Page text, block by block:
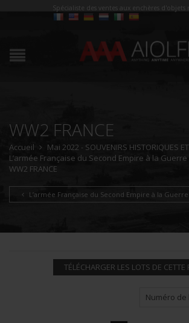
Spécialiste des ventes aux enchères d'objets
WW2 FRANCE
Accueil
Mai 2022 - SOUVENIRS HISTORIQUES
L’armée Française du Second Empire à la Guerre
WW2 FRANCE
L’armée Française du Second Empire à la
TÉLÉCHARGER LES LOTS DE CETTE